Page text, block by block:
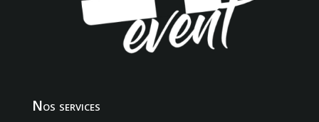
Nos services